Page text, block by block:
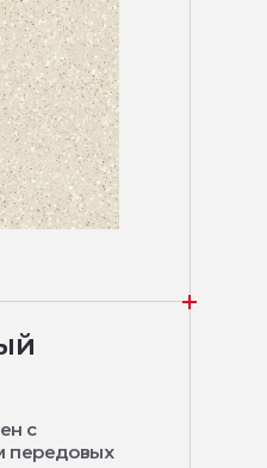
с
передовых